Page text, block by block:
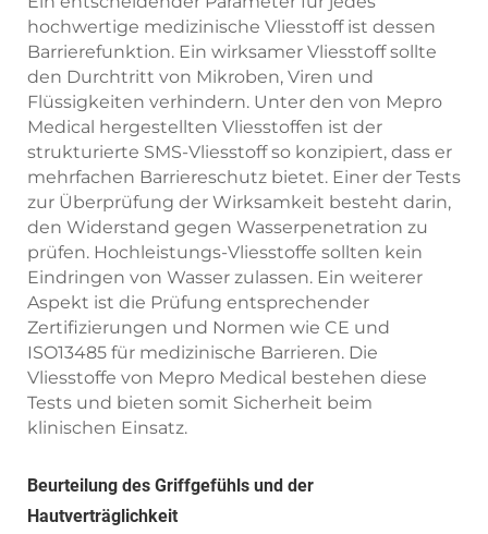
hochwertige medizinische Vliesstoff ist dessen
Barrierefunktion. Ein wirksamer Vliesstoff sollte
den Durchtritt von Mikroben, Viren und
Flüssigkeiten verhindern. Unter den von Mepro
Medical hergestellten Vliesstoffen ist der
strukturierte SMS-Vliesstoff so konzipiert, dass er
mehrfachen Barriereschutz bietet. Einer der Tests
zur Überprüfung der Wirksamkeit besteht darin,
den Widerstand gegen Wasserpenetration zu
prüfen. Hochleistungs-Vliesstoffe sollten kein
Eindringen von Wasser zulassen. Ein weiterer
Aspekt ist die Prüfung entsprechender
Zertifizierungen und Normen wie CE und
ISO13485 für medizinische Barrieren. Die
Vliesstoffe von Mepro Medical bestehen diese
Tests und bieten somit Sicherheit beim
klinischen Einsatz.
Beurteilung des Griffgefühls und der
Hautverträglichkeit